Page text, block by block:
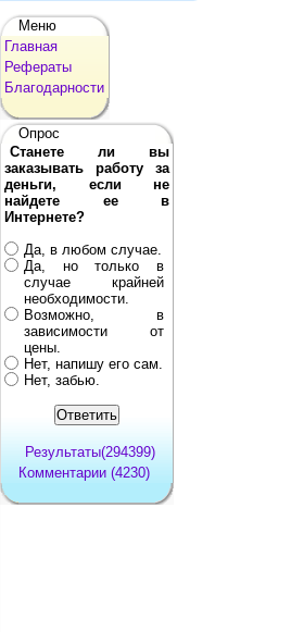
Меню
Главная
Рефераты
Благодарности
Опрос
Станете ли вы
заказывать работу за
деньги, если не
найдете ее в
Интернете?
Да, в любом случае.
Да, но только в
случае крайней
необходимости.
Возможно, в
зависимости от
цены.
Нет, напишу его сам.
Нет, забью.
Результаты(294399)
Комментарии (4230)